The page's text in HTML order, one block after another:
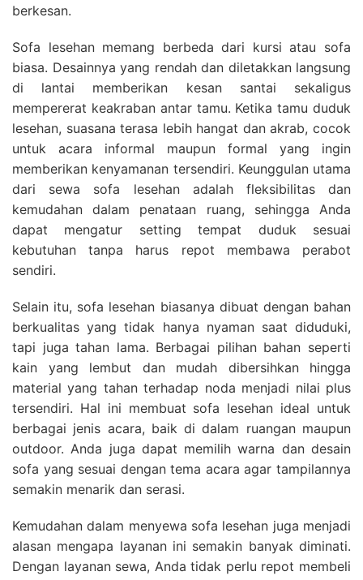
berkesan.
Sofa lesehan memang berbeda dari kursi atau sofa
biasa. Desainnya yang rendah dan diletakkan langsung
di lantai memberikan kesan santai sekaligus
mempererat keakraban antar tamu. Ketika tamu duduk
lesehan, suasana terasa lebih hangat dan akrab, cocok
untuk acara informal maupun formal yang ingin
memberikan kenyamanan tersendiri. Keunggulan utama
dari sewa sofa lesehan adalah fleksibilitas dan
kemudahan dalam penataan ruang, sehingga Anda
dapat mengatur setting tempat duduk sesuai
kebutuhan tanpa harus repot membawa perabot
sendiri.
Selain itu, sofa lesehan biasanya dibuat dengan bahan
berkualitas yang tidak hanya nyaman saat diduduki,
tapi juga tahan lama. Berbagai pilihan bahan seperti
kain yang lembut dan mudah dibersihkan hingga
material yang tahan terhadap noda menjadi nilai plus
tersendiri. Hal ini membuat sofa lesehan ideal untuk
berbagai jenis acara, baik di dalam ruangan maupun
outdoor. Anda juga dapat memilih warna dan desain
sofa yang sesuai dengan tema acara agar tampilannya
semakin menarik dan serasi.
Kemudahan dalam menyewa sofa lesehan juga menjadi
alasan mengapa layanan ini semakin banyak diminati.
Dengan layanan sewa, Anda tidak perlu repot membeli